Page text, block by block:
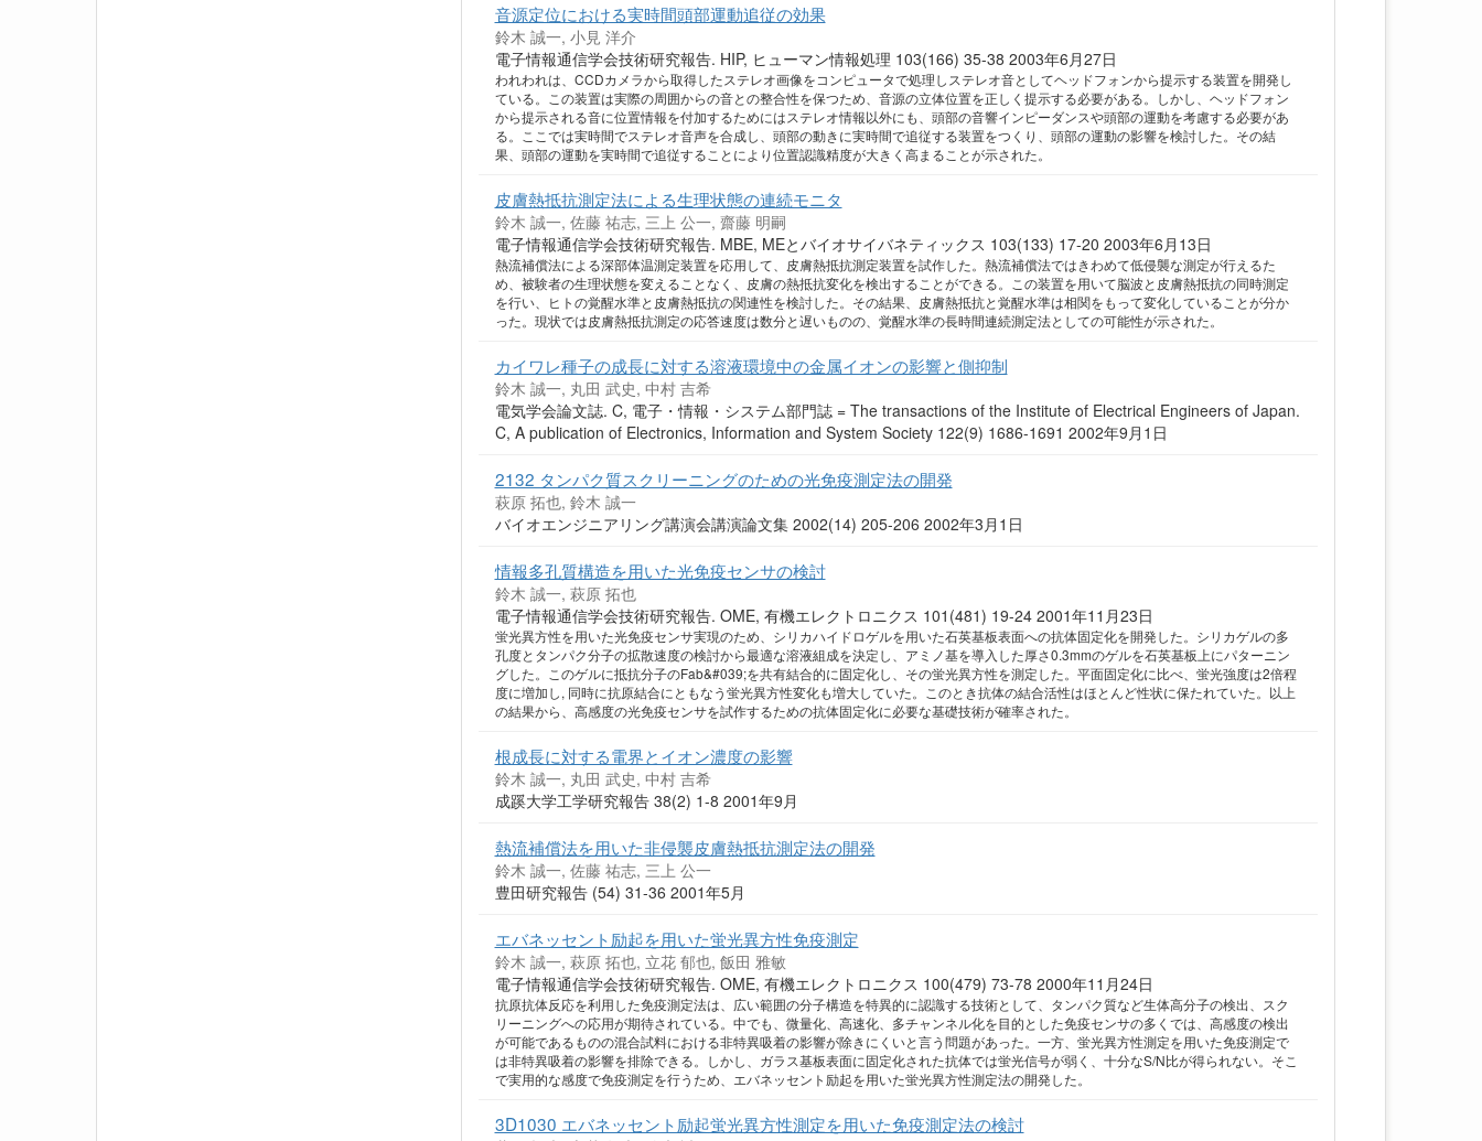
音源定位における実時間頭部運動追従の効果
鈴木 誠一, 小見 洋介
電子情報通信学会技術研究報告. HIP, ヒューマン情報処理 103(166) 35-38 2003年6月27日
われわれは、CCDカメラから取得したステレオ画像をコンピュータで処理しステレオ音としてヘッドフォンから提示する装置を開発し
ている。この装置は実際の周囲からの音との整合性を保つため、音源の立体位置を正しく提示する必要がある。しかし、ヘッドフォン
から提示される音に位置情報を付加するためにはステレオ情報以外にも、頭部の音響インピーダンスや頭部の運動を考慮する必要があ
る。ここでは実時間でステレオ音声を合成し、頭部の動きに実時間で追従する装置をつくり、頭部の運動の影響を検討した。その結
果、頭部の運動を実時間で追従することにより位置認識精度が大きく高まることが示された。
皮膚熱抵抗測定法による生理状態の連続モニタ
鈴木 誠一, 佐藤 祐志, 三上 公一, 齋藤 明嗣
電子情報通信学会技術研究報告. MBE, MEとバイオサイバネティックス 103(133) 17-20 2003年6月13日
熱流補償法による深部体温測定装置を応用して、皮膚熱抵抗測定装置を試作した。熱流補償法ではきわめて低侵襲な測定が行えるた
め、被験者の生理状態を変えることなく、皮膚の熱抵抗変化を検出することができる。この装置を用いて脳波と皮膚熱抵抗の同時測定
を行い、ヒトの覚醒水準と皮膚熱抵抗の関連性を検討した。その結果、皮膚熱抵抗と覚醒水準は相関をもって変化していることが分か
った。現状では皮膚熱抵抗測定の応答速度は数分と遅いものの、覚醒水準の長時間連続測定法としての可能性が示された。
カイワレ種子の成長に対する溶液環境中の金属イオンの影響と側抑制
鈴木 誠一, 丸田 武史, 中村 吉希
電気学会論文誌. C, 電子・情報・システム部門誌 = The transactions of the Institute of Electrical Engineers of Japan.
C, A publication of Electronics, Information and System Society 122(9) 1686-1691 2002年9月1日
2132 タンパク質スクリーニングのための光免疫測定法の開発
萩原 拓也, 鈴木 誠一
バイオエンジニアリング講演会講演論文集 2002(14) 205-206 2002年3月1日
情報多孔質構造を用いた光免疫センサの検討
鈴木 誠一, 萩原 拓也
電子情報通信学会技術研究報告. OME, 有機エレクトロニクス 101(481) 19-24 2001年11月23日
蛍光異方性を用いた光免疫センサ実現のため、シリカハイドロゲルを用いた石英基板表面への抗体固定化を開発した。シリカゲルの多
孔度とタンパク分子の拡散速度の検討から最適な溶液組成を決定し、アミノ基を導入した厚さ0.3mmのゲルを石英基板上にパターニン
グした。このゲルに抵抗分子のFab&#039;を共有結合的に固定化し、その蛍光異方性を測定した。平面固定化に比べ、蛍光強度は2倍程
度に増加し, 同時に抗原結合にともなう蛍光異方性変化も増大していた。このとき抗体の結合活性はほとんど性状に保たれていた。以上
の結果から、高感度の光免疫センサを試作するための抗体固定化に必要な基礎技術が確率された。
根成長に対する電界とイオン濃度の影響
鈴木 誠一, 丸田 武史, 中村 吉希
成蹊大学工学研究報告 38(2) 1-8 2001年9月
熱流補償法を用いた非侵襲皮膚熱抵抗測定法の開発
鈴木 誠一, 佐藤 祐志, 三上 公一
豊田研究報告 (54) 31-36 2001年5月
エバネッセント励起を用いた蛍光異方性免疫測定
鈴木 誠一, 萩原 拓也, 立花 郁也, 飯田 雅敏
電子情報通信学会技術研究報告. OME, 有機エレクトロニクス 100(479) 73-78 2000年11月24日
抗原抗体反応を利用した免疫測定法は、広い範囲の分子構造を特異的に認識する技術として、タンパク質など生体高分子の検出、スク
リーニングへの応用が期待されている。中でも、微量化、高速化、多チャンネル化を目的とした免疫センサの多くでは、高感度の検出
が可能であるものの混合試料における非特異吸着の影響が除きにくいと言う問題があった。一方、蛍光異方性測定を用いた免疫測定で
は非特異吸着の影響を排除できる。しかし、ガラス基板表面に固定化された抗体では蛍光信号が弱く、十分なS/N比が得られない。そこ
で実用的な感度で免疫測定を行うため、エバネッセント励起を用いた蛍光異方性測定法の開発した。
3D1030 エバネッセント励起蛍光異方性測定を用いた免疫測定法の検討